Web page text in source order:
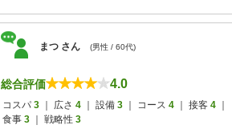
まつ さん (男性 / 60代)
総合評価 4.0
コスパ 3 ｜ 広さ 4 ｜ 設備 3 ｜ コース 4 ｜ 接客 4
食事 3 ｜ 戦略性 3